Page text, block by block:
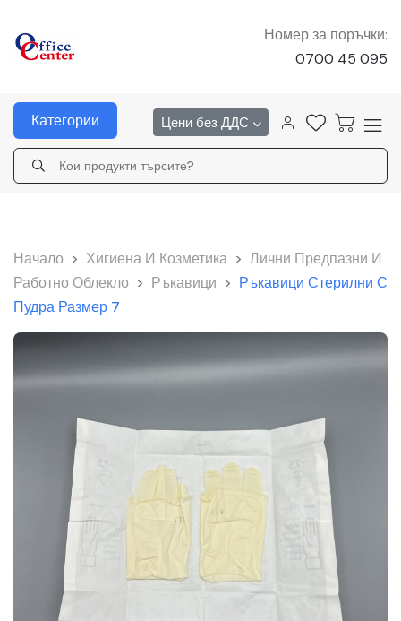
Номер за поръчки:
0700 45 095
Категории Цени без ДДС
Начало > Хигиена И Козметика > Лични Предпазни И
Работно Облекло > Ръкавици > Ръкавици Стерилни С
Пудра Размер 7